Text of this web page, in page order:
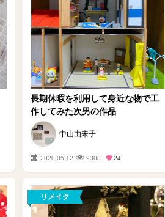
長期休暇を利用して身近な物で工
作してみた次男の作品
中山由未子
2020.05.12 9308 24
リメイク